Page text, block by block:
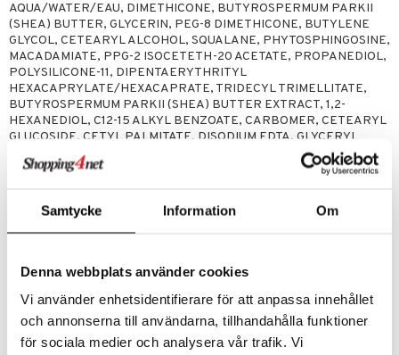
Samtycke Information Om
Denna webbplats använder cookies
Vi använder enhetsidentifierare för att anpassa innehållet
och annonserna till användarna, tillhandahålla funktioner
för sociala medier och analysera vår trafik. Vi
AQUA/WATER/EAU, DIMETHICONE, BUTYROSPERMUM PARKII
(SHEA) BUTTER, GLYCERIN, PEG-8 DIMETHICONE, BUTYLENE
GLYCOL, CETEARYL ALCOHOL, SQUALANE, PHYTOSPHINGOSINE,
MACADAMIATE, PPG-2 ISOCETETH-20 ACETATE, PROPANEDIOL,
POLYSILICONE-11, DIPENTAERYTHRITYL
HEXACAPRYLATE/HEXACAPRATE, TRIDECYL TRIMELLITATE,
BUTYROSPERMUM PARKII (SHEA) BUTTER EXTRACT, 1,2-
HEXANEDIOL, C12-15 ALKYL BENZOATE, CARBOMER, CETEARYL
GLUCOSIDE, CETYL PALMITATE, DISODIUM EDTA, GLYCERYL
STEARATE, HYDROGENATED PHOSPHATIDYLCHOLINE,
HYDROXYDECYL UBIQUINONE, HYDROXYETHYL
EXTRACT, LAVANDULA ANGUSTIFOLIA (LAVENDER) FLOWER
EXTRACT, LESPEDEZA CAPITATA LEAF/STEM EXTRACT,
NEOPENTYL GLYCOL DICAPRYLATE/DICAPRATE, ORBIGNYA
OLEIFERA SEED OIL, PAENIA LACTIFLORA ROOT EXTRACT,
PARFUM (FRAGRANCE), PEG-10 STEARATE, POLYSORBATE 60,
PROPYLENE GLYCOL, RETINYL LINOLEATE, SODIUM
HYDROXIDE, SODIUM LAURETH SULFATE, TOCOPHERYL
ACETATE, TREHALOSE, TRIDECYL STEARATE, XANTHAN GUM,